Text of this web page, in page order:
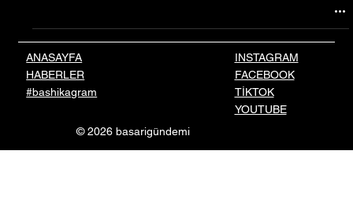
ANASAYFA
HABERLER
#bashikagram
INSTAGRAM
FACEBOOK
TİKTOK
YOUTUBE
© 2026 basarigündemi